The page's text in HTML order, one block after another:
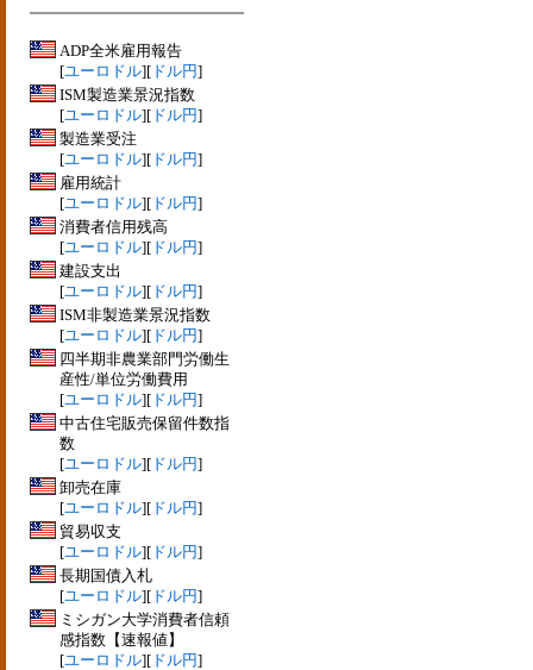
ADP全米雇用報告
[ユーロドル][ ドル円]
ISM製造業景況指数
[ユーロドル][ ドル円]
製造業受注
[ユーロドル][ ドル円]
雇用統計
[ユーロドル][ ドル円]
消費者信用残高
[ユーロドル][ ドル円]
建設支出
[ユーロドル][ ドル円]
ISM非製造業景況指数
[ユーロドル][ ドル円]
四半期非農業部門労働生
産性/単位労働費用
[ユーロドル][ ドル円]
中古住宅販売保留件数指
数
[ユーロドル][ ドル円]
卸売在庫
[ユーロドル][ ドル円]
貿易収支
[ユーロドル][ ドル円]
長期国債入札
[ユーロドル][ ドル円]
ミシガン大学消費者信頼
感指数【速報値】
[ユーロドル][ ドル円]